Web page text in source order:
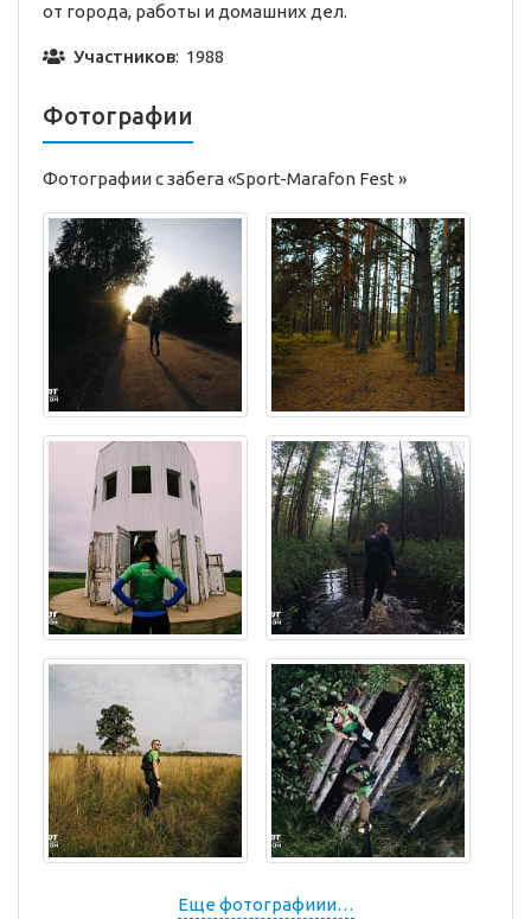
от города, работы и домашних дел.
Участников: 1988
Фотографии
Фотографии с забега «Sport-Marafon Fest »
Еще фотографиии…